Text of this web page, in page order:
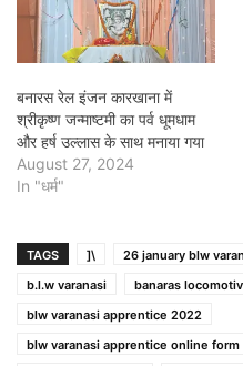
बनारस रेल इंजन कारखाना में
श्रीकृष्ण जन्माष्टमी का पर्व धूमधाम
और हर्ष उल्लास के साथ मनाया गया
August 27, 2024
In "धर्म"
TAGS ]\ 26 january blw
b.l.w varanasi
banaras
blw varanasi apprentice 2022
blw varanasi apprentice online form